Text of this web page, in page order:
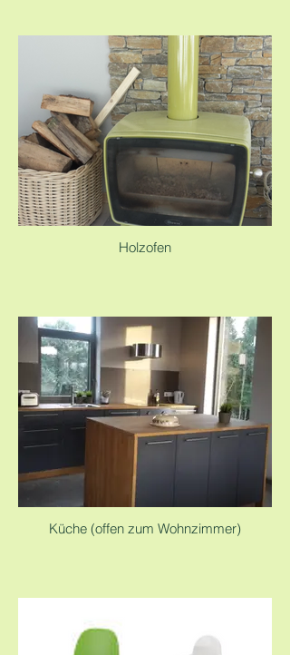
Holzofen
Küche (offen zum Wohnzimmer)